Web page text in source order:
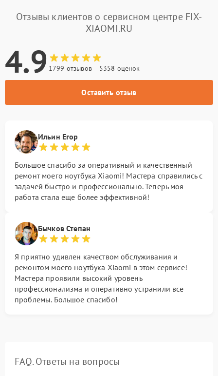
Отзывы клиентов о сервисном центре FIX-
XIAOMI.RU
4.9 1799 отзывов 5358 оценок
Оставить отзыв
Ильин Егор
Большое спасибо за оперативный и качественный
ремонт моего ноутбука Xiaomi! Мастера справились с
задачей быстро и профессионально. Теперь моя
работа стала еще более эффективной!
Бычков Степан
Я приятно удивлен качеством обслуживания и
ремонтом моего ноутбука Xiaomi в этом сервисе!
Мастера проявили высокий уровень
профессионализма и оперативно устранили все
проблемы. Большое спасибо!
FAQ. Ответы на вопросы